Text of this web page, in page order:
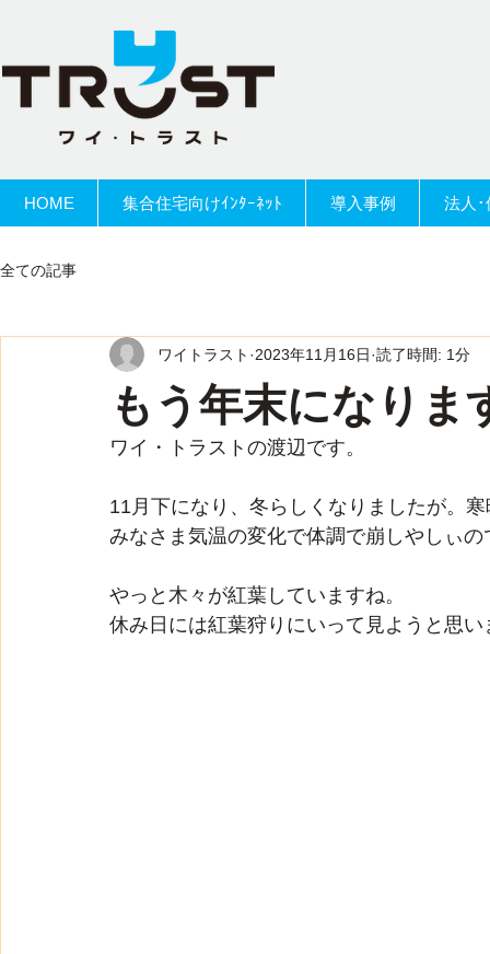
HOME 集合住宅向けｲﾝﾀｰﾈｯﾄ 導入事例 法人･
全ての記事
もう年末になりま
ワイトラスト 2023年11月16日 読了時間: 1分
ワイ・トラストの渡辺です。
11月下になり、冬らしくなりましたが。
みなさま気温の変化で体調で崩しやしぃ
やっと木々が紅葉していますね。
休み日には紅葉狩りにいって見ようと思い